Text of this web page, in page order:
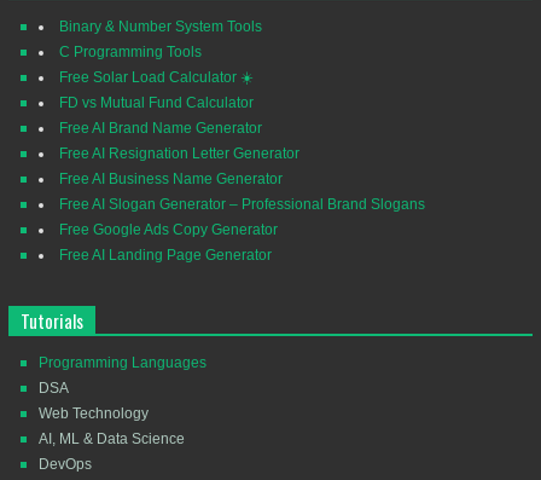
Binary & Number System Tools
C Programming Tools
Free Solar Load Calculator ☀️
FD vs Mutual Fund Calculator
Free AI Brand Name Generator
Free AI Resignation Letter Generator
Free AI Business Name Generator
Free AI Slogan Generator – Professional Brand Slogans
Free Google Ads Copy Generator
Free AI Landing Page Generator
Tutorials
Programming Languages
DSA
Web Technology
AI, ML & Data Science
DevOps